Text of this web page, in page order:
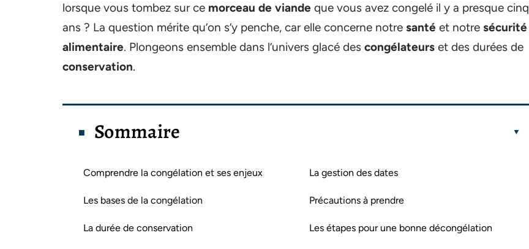
lorsque vous tombez sur ce morceau de viande que vous avez congelé il y a presque cinq
ans ? La question mérite qu’on s’y penche, car elle concerne notre santé et notre sécurité
alimentaire. Plongeons ensemble dans l’univers glacé des congélateurs et des durées de
conservation.
Sommaire
Comprendre la congélation et ses enjeux
Les bases de la congélation
La durée de conservation
La gestion des dates
Précautions à prendre
Les étapes pour une bonne décongélation